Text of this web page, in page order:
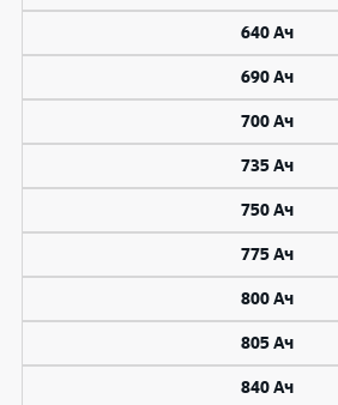
640 Ач
690 Ач
700 Ач
735 Ач
750 Ач
775 Ач
800 Ач
805 Ач
840 Ач